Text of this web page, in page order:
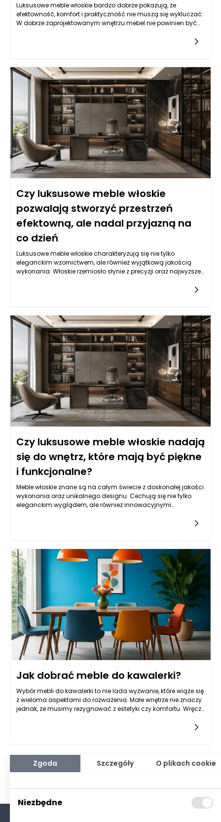
Luksusowe meble włoskie bardzo dobrze pokazują, że
efektowność, komfort i praktyczność nie muszą się wykluczać.
W dobrze zaprojektowanym wnętrzu mebel nie powinien być
pozbawionym charakteru. Najlepszy efekt pojawia się wtedy,
podejściu: mebel ma przyciągać uwagę, ale jednocześnie
służyć domownikom na co dzień. Sofa powinna być
elegancka, ale także wygodna podczas odpoczynku. Stół
może mieć rzeźbiarską podstawę, lecz nadal musi być
stabilny i praktyczny. Fotel może wyróżniać się designerską
linią, ale nie powinien męczyć użytkownika po kilkunastu
minutach siedzenia. Luksusowe meble włoskie są cenione
dlatego, że łączą te wymagania bez sztucznego kompromisu.
Ich estetyka wynika nie tylko z dekoracyjności, ale z jakości
projektu, dbałości o detal i umiejętnego wykorzystania
materiałów. Dzięki temu wnętrze może wyglądać prestiżowo, a
jednocześnie pozostać przyjazne, funkcjonalne i naturalne w
codziennym użytkowaniu.
Czy luksusowe meble włoskie
pozwalają stworzyć przestrzeń
efektowną, ale nadal przyjazną na
co dzień
Luksusowe meble włoskie charakteryzują się nie tylko
eleganckim wzornictwem, ale również wyjątkową jakością
wykonania. Włoskie rzemiosło słynie z precyzji oraz najwyższej
różnorodnych stylistyk aranżacyjnych. Dlatego inwestując w
eleganckie meble włoskie, zyskujemy nie tylko estetyczne
walory wnętrza, ale również komfort użytkowania, który
sprawia, że stają się one integralną częścią codziennego
życia.
Czy luksusowe meble włoskie nadają
się do wnętrz, które mają być piękne
i funkcjonalne?
Meble włoskie znane są na całym świecie z doskonałej jakości
wykonania oraz unikalnego designu. Cechują się nie tylko
eleganckim wyglądem, ale również innowacyjnymi
materiały, co zapewnia im nie tylko długowieczność, ale także
wyjątkowy charakter. Włoscy projektanci mebli z
powodzeniem łączą tradycję z nowoczesnością, co
powoduje, że każdy element sprzętu wnętrzarskiego ma swoje
niepowtarzalne cechy, które dodają pomieszczeniom
niezrównanej klasy.
Jak dobrać meble do kawalerki?
Wybór mebli do kawalerki to nie lada wyzwanie, które wiąże się
z wieloma aspektami do rozważenia. Małe wnętrze nie znaczy
jednak, że musimy rezygnować z estetyki czy komfortu. Wręcz
kluczowym elementem nie tylko funkcjonalności przestrzeni,
przede wszystkim praktyczne i wygodne w codziennym
użytkowaniu. Aby zaprojektować idealną kawalerkę, należy
zwrócić uwagę na kilka istotnych kwestii, od doboru
ergonomiczne rozwiązania.
Zgoda Szczegóły O plikach cookie
Niezbędne